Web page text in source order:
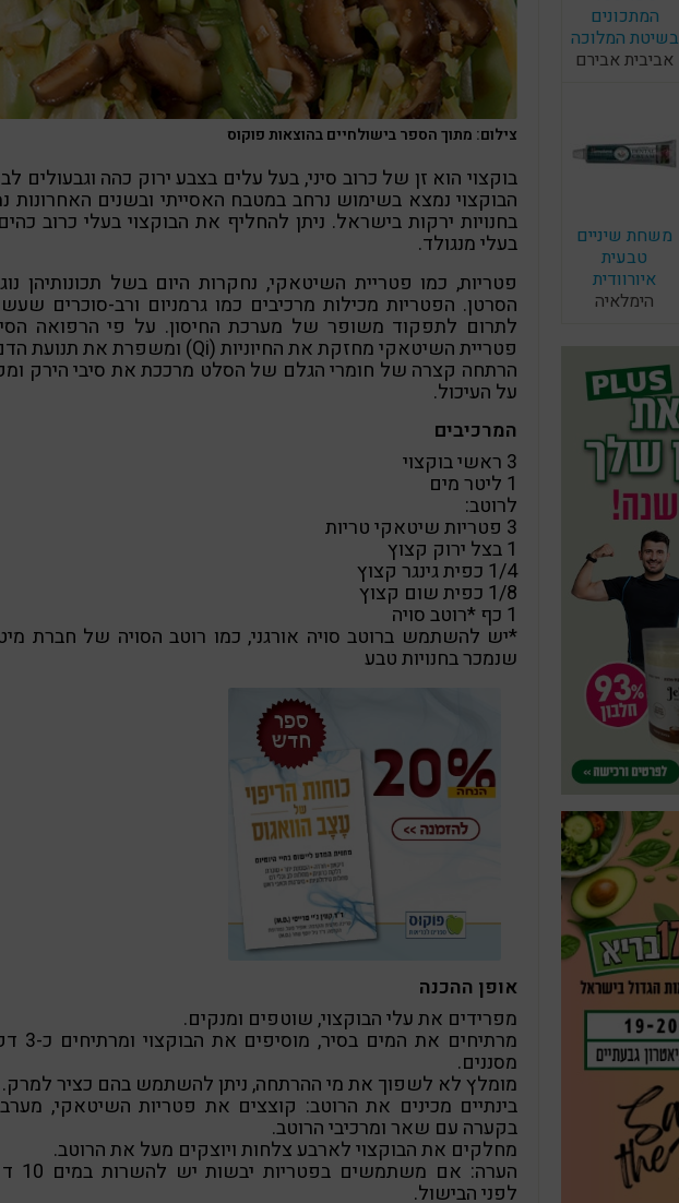
המתכונים
בשיטת המלוכה
אביבית אבירם
משחת שיניים
טבעית
איורוודית
הימלאיה
צילום: מתוך הספר בישולחיים בהוצאות פוקוס
בוקצוי הוא זן של כרוב סיני, בעל עלים בצבע ירוק כהה וגבעולים
הבוקצוי נמצא בשימוש נרחב במטבח האסייתי ובשנים האחרונות
בחנויות ירקות בישראל. ניתן להחליף את הבוקצוי בעלי כרוב
בעלי מנגולד.
פטריות, כמו פטריית השיטאקי, נחקרות היום בשל תכונותיהן
הסרטן. הפטריות מכילות מרכיבים כמו גרמניום ורב-סוכרים
לתרום לתפקוד משופר של מערכת החיסון. על פי הרפואה
פטריית השיטאקי מחזקת את החיוניות (Qi) ומשפרת את תנועת הדם.
הרתחה קצרה של חומרי הגלם של הסלט מרככת את סיבי הירק
על העיכול.
המרכיבים
3 ראשי בוקצוי
1 ליטר מים
לרוטב:
3 פטריות שיטאקי טריות
1 בצל ירוק קצוץ
1/4 כפית גינגר קצוץ
1/8 כפית שום קצוץ
1 כף *רוטב סויה
*יש להשתמש ברוטב סויה אורגני, כמו רוטב הסויה של חברת
שנמכר בחנויות טבע
אופן ההכנה
מפרידים את עלי הבוקצוי, שוטפים ומנקים.
מרתיחים את
מסננים.
מומלץ לא לשפוך את מי ההרתחה, ניתן להשתמש בהם כציר למרק.
בינתיים מכינים את הרוטב: קוצצים את פטריות השיטאקי,
בקערה עם שאר ומרכיבי הרוטב.
מחלקים את הבוקצוי לארבע צלחות ויוצקים מעל את הרוטב.
הערה: אם
לפני הבישול.